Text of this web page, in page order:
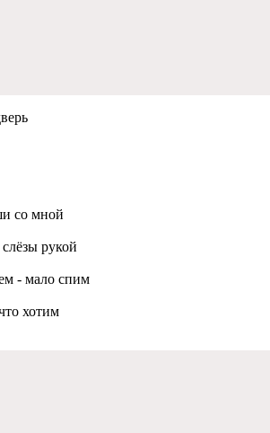
со мной
рукой
- мало спим
хотим